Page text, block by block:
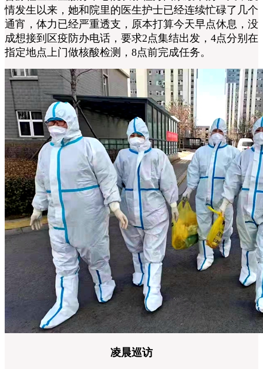
情发生以来，她和院里的医生护士已经连续忙碌了几个
通宵，体力已经严重透支，原本打算今天早点休息，没
成想接到区疫防办电话，要求2点集结出发，4点分别在
指定地点上门做核酸检测，8点前完成任务。
凌晨巡访